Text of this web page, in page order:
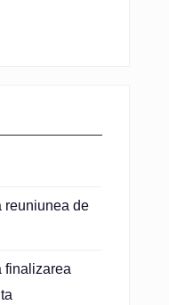
reuniunea de
finalizarea